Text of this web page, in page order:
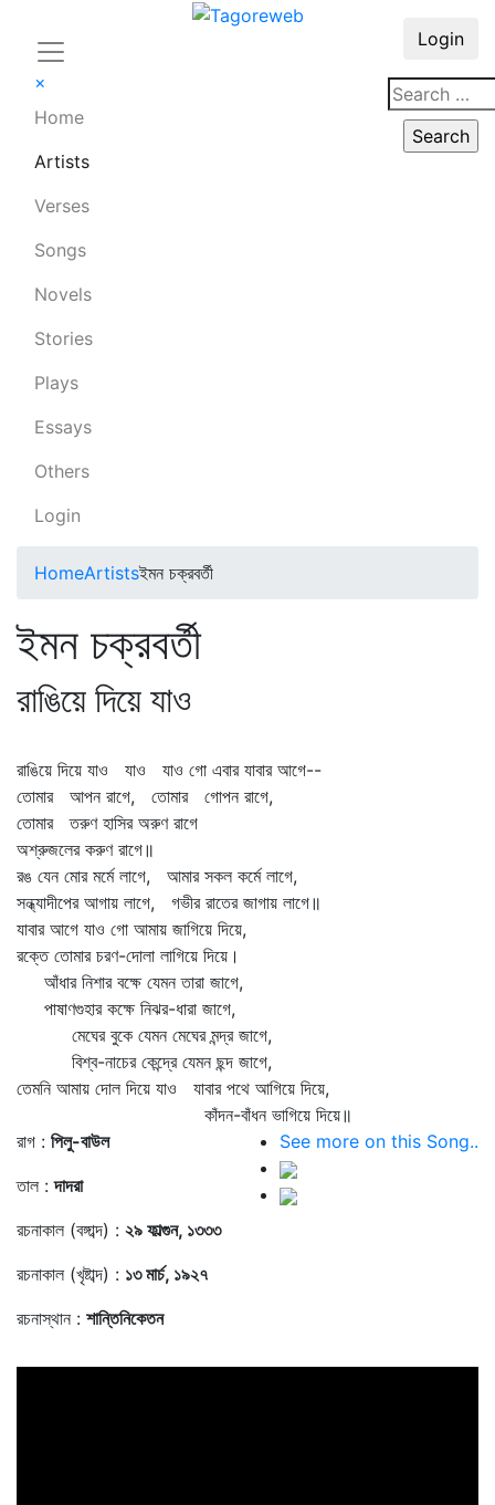
×
Home
Artists
Verses
Songs
Novels
Stories
Plays
Essays
Others
Login
Login
HomeArtistsইমন চক্রবর্তী
ইমন চক্রবর্তী
রাঙিয়ে দিয়ে যাও
রাঙিয়ে দিয়ে যাও যাও যাও গো এবার যাবার আগে--
তোমার আপন রাগে, তোমার গোপন রাগে,
তোমার তরুণ হাসির অরুণ রাগে
অশ্রুজলের করুণ রাগে॥
রঙ যেন মোর মর্মে লাগে, আমার সকল কর্মে লাগে,
সন্ধ্যাদীপের আগায় লাগে, গভীর রাতের জাগায় লাগে॥
যাবার আগে যাও গো আমায় জাগিয়ে দিয়ে,
রক্তে তোমার চরণ-দোলা লাগিয়ে দিয়ে।
আঁধার নিশার বক্ষে যেমন তারা জাগে,
পাষাণগুহার কক্ষে নিঝর-ধারা জাগে,
মেঘের বুকে যেমন মেঘের মন্দ্র জাগে,
বিশ্ব-নাচের কেন্দ্রে যেমন ছন্দ জাগে,
তেমনি আমায় দোল দিয়ে যাও যাবার পথে আগিয়ে দিয়ে,
কাঁদন-বাঁধন ভাগিয়ে দিয়ে॥
রাগ : পিলু-বাউল
তাল :দাদরা
রচনাকাল (বঙ্গাব্দ) : ২৯ ফাল্গুন, ১৩৩৩
রচনাকাল (খৃষ্টাব্দ) : ১৩ মার্চ, ১৯২৭
রচনাস্থান : শান্তিনিকেতন
See more on this Song..